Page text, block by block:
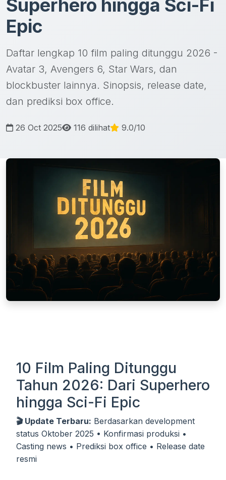
Superhero hingga Sci-Fi
Epic
Daftar lengkap 10 film paling ditunggu 2026 -
Avatar 3, Avengers 6, Star Wars, dan
blockbuster lainnya. Sinopsis, release date,
dan prediksi box office.
26 Oct 2025 116 dilihat 9.0/10
10 Film Paling Ditunggu
Tahun 2026: Dari Superhero
hingga Sci-Fi Epic
🎬 Update Terbaru: Berdasarkan development
status Oktober 2025 • Konfirmasi produksi •
Casting news • Prediksi box office • Release date
resmi